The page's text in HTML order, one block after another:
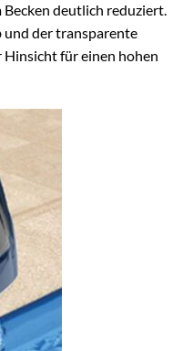
Becken deutlich reduziert.
und der transparente
Hinsicht für einen hohen